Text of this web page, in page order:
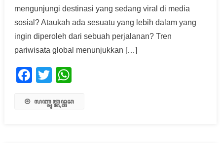
mengunjungi destinasi yang sedang viral di media
sosial? Ataukah ada sesuatu yang lebih dalam yang
ingin diperoleh dari sebuah perjalanan? Tren
pariwisata global menunjukkan […]
Facebook
Twitter
ꦭꦚ꧀ꦗꦸꦠ꧀ꦏꦤ꧀ꦧꦕ